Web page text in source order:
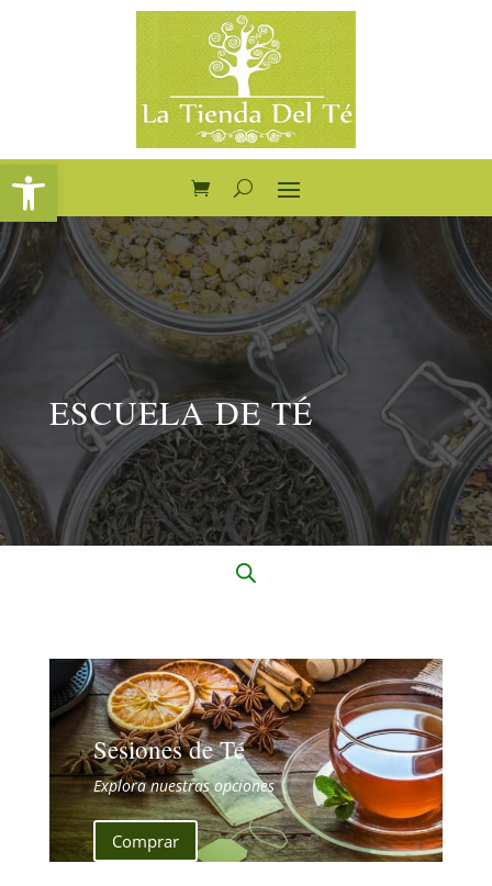
Abrir barra de herramientas
ESCUELA DE TÉ
Sesiones de Té
Explora nuestras opciones
Comprar